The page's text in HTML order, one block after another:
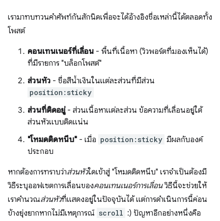
เรามาทบทวนคำศัพท์กันสักนิดเพื่อจะได้อ้างอิงชื่อเหล่านี้ได้ตลอดทั้ง
โพสต์
คอนเทนเนอร์ที่เลื่อน - พื้นที่เนื้อหา (วิวพอร์ตที่มองเห็นได้)
ที่มีรายการ "บล็อกโพสต์"
ส่วนหัว - ชื่อสีน้ำเงินในแต่ละส่วนที่มีส่วน
position:sticky
ส่วนที่ติดอยู่- ส่วนเนื้อหาแต่ละส่วน ข้อความที่เลื่อนอยู่ใต้
ส่วนหัวแบบติดแน่น
"โหมดติดหนึบ" - เมื่อ position:sticky มีผลกับองค์
ประกอบ
หากต้องการทราบว่าส่วนหัวใดเข้าสู่ "โหมดติดหนึบ" เราจำเป็นต้องมี
วิธีระบุออฟเซตการเลื่อนของคอนเทนเนอร์การเลื่อนวิธีนี้จะช่วยให้
เราคำนวณส่วนหัวที่แสดงอยู่ในปัจจุบันได้ แต่การดำเนินการนี้ค่อน
ข้างยุ่งยากหากไม่มีเหตุการณ์ scroll :) ปัญหาอีกอย่างหนึ่งคือ